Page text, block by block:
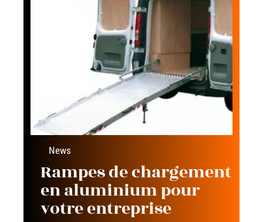
News
Rampes de chargement
en aluminium pour
votre entreprise